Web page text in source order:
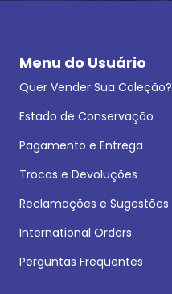
Menu do Usuário
Quer Vender Sua Coleção?
Estado de Conservação
Pagamento e Entrega
Trocas e Devoluções
Reclamações e Sugestões
International Orders
Perguntas Frequentes